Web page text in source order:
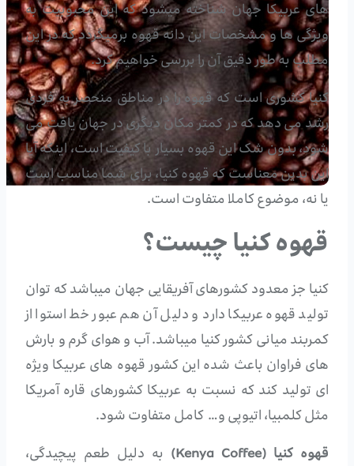
های عربیکا جهان شناخته میشود که این محبوبیت به
ویژگی ها و مشخصات این دانه قهوه برمیگردد که در این
مطلب به طور دقیق آن را بررسی خواهیم کرد.
کنیا کشوری است که قهوه را در مناطق منحصر به فردی
رشد می دهد که در کمتر مکان دیگری در جهان یافت می
شود، بدون شک این قهوه بسیار با کیفیت است، اینکه آیا
این بدین معناست که قهوه کنیا، برای شما مناسب است
یا نه، موضوع کاملا متفاوت است.
قهوه کنیا چیست؟
کنیا جز معدود کشورهای آفریقایی جهان میباشد که توان
تولید قهوه عربیکا دارد و دلیل آن هم عبور خط استوا از
کمربند میانی کشور کنیا میباشد. آب و هوای گرم و بارش
های فراوان باعث شده این کشور قهوه های عربیکا ویژه
ای تولید کند که نسبت به عربیکا کشورهای قاره آمریکا
مثل کلمبیا، اتیوپی و… کامل متفاوت شود.
قهوه کنیا (Kenya Coffee)
به دلیل طعم پیچیدگی،